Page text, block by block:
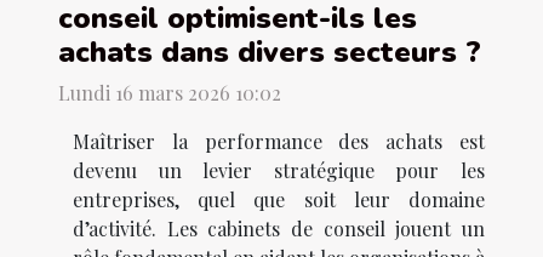
conseil optimisent-ils les
achats dans divers secteurs ?
Lundi 16 mars 2026 10:02
Maîtriser la performance des achats est
devenu un levier stratégique pour les
entreprises, quel que soit leur domaine
d’activité. Les cabinets de conseil jouent un